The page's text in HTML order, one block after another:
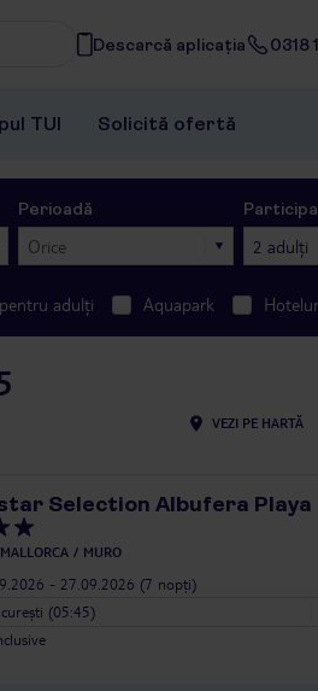
Descarcă aplicația 0318
TUI Solicită ofertă
Perioadă
Orice 2 adulți
adulți Aquapark
VEZI PE HARTĂ
Selection Albufera Playa
MALLORCA MURO
- 27.09.2026 (7 nopți)
(05:45)